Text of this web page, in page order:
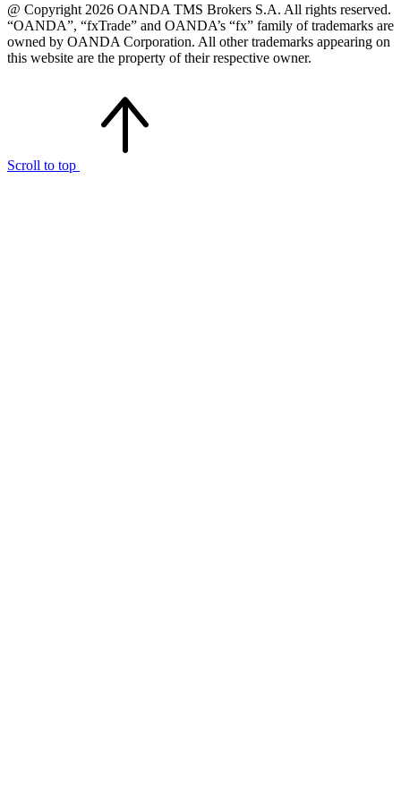
@ Copyright 2026 OANDA TMS Brokers S.A. All rights reserved.
“OANDA”, “fxTrade” and OANDA’s “fx” family of trademarks are
owned by OANDA Corporation. All other trademarks appearing on
this website are the property of their respective owner.
Scroll to top